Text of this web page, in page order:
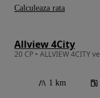
Allview 4City
1 km
Calculeaza rata